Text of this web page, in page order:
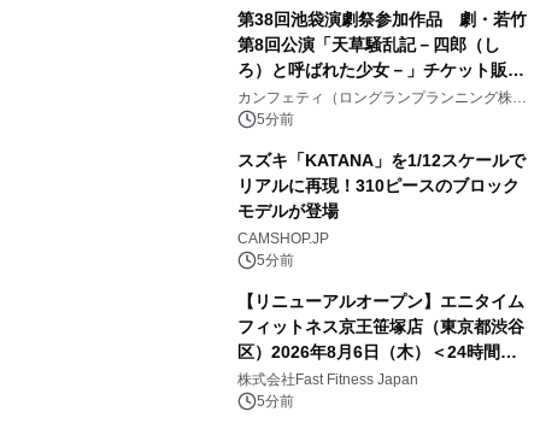
第38回池袋演劇祭参加作品 劇・若竹
第8回公演「天草騒乱記－四郎（し
ろ）と呼ばれた少女－」チケット販売
開始
カンフェティ（ロングランプランニング株式
会社）
5分前
スズキ「KATANA」を1/12スケールで
リアルに再現！310ピースのブロック
モデルが登場
CAMSHOP.JP
5分前
【リニューアルオープン】エニタイム
フィットネス京王笹塚店（東京都渋谷
区）2026年8月6日（木）＜24時間年
中無休のフィットネスジム＞
株式会社Fast Fitness Japan
5分前